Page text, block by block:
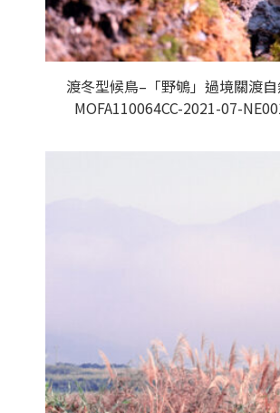
渡冬型候鳥–「野鴝」過境關渡
MOFA110064CC-2021-07-